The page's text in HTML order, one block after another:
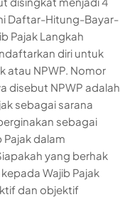
Daftar-Hitung-Bayar-
Pajak Langkah
diri untuk
atau NPWP. Nomor
disebut NPWP adalah
sebagai sarana
sebagai
Pajak dalam
yang berhak
kepada Wajib Pajak
dan objektif